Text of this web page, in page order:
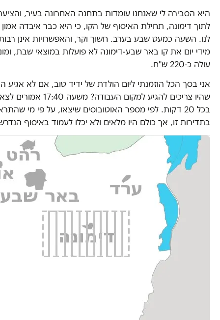
היא הסבירה לי שאנחנו עומדות בתחנה האחרונה בעיר,
לתוך דימונה, תחילת האיסוף של הקו, כי היא כבר איבדה אמון
לנו. השעה כמעט שבע בערב. חשוך וקר, והאפשרויות אינן
מידי יום את קו באר שבע-דימונה לא פועלות במוצאי שבת,
עולה כ-220 ש"ח.
אני בסך הכל הוזמנתי ליום הולדת של ידיד טוב, אם לא אגיע
שהיו צריכים להגיע למקום
בכל 20 דקות. לפי מספר האוטובוסים שיצאו, על פי מי
בתדירות זו, אך כולם היו מלאים ולא יכלו לעמוד באיסוף